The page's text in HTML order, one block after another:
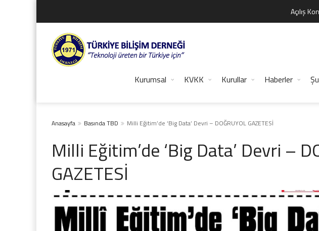
Açılış
Kurumsal KVKK Kurullar Haberler
Anasayfa Basında TBD Milli Eğitim’de ‘Big Data’ Devri – DOĞRUYOL GAZETESİ
Milli Eğitim’de ‘Big Data’ Devri –
GAZETESİ